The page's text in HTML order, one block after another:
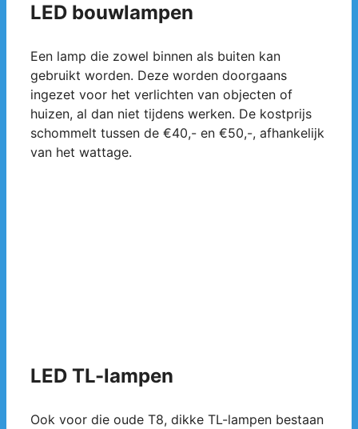
LED bouwlampen
Een lamp die zowel binnen als buiten kan
gebruikt worden. Deze worden doorgaans
ingezet voor het verlichten van objecten of
huizen, al dan niet tijdens werken. De kostprijs
schommelt tussen de €40,- en €50,-, afhankelijk
van het wattage.
LED TL-lampen
Ook voor die oude T8, dikke TL-lampen bestaan